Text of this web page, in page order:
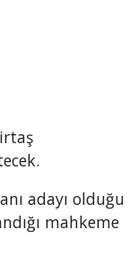
adayı olduğu
mahkeme